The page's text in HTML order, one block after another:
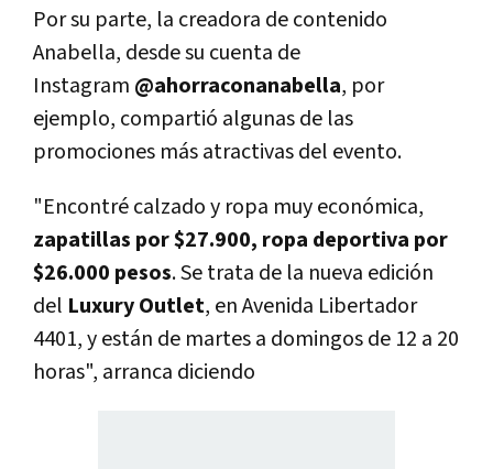
Por su parte, la creadora de contenido
Anabella, desde su cuenta de
Instagram @ahorraconanabella, por
ejemplo, compartió algunas de las
promociones más atractivas del evento.
"Encontré calzado y ropa muy económica,
zapatillas por $27.900, ropa deportiva por
$26.000 pesos. Se trata de la nueva edición
del Luxury Outlet, en Avenida Libertador
4401, y están de martes a domingos de 12 a 20
horas", arranca diciendo